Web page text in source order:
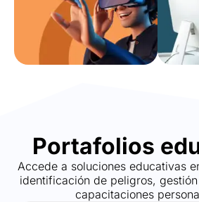
Portafolios
Accede a soluciones educativas
identificación de peligros,
capacitaciones